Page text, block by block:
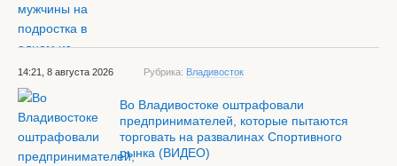
14:21, 8 августа 2026 Рубрика: Владивосток
Во Владивостоке оштрафовали
предпринимателей, которые пытаются
торговать на развалинах Спортивного
рынка (ВИДЕО)